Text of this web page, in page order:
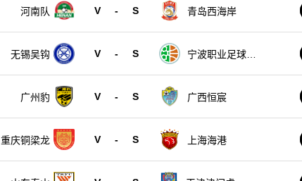
河南队 V - S 青岛西海岸
无锡吴钩 V - S
宁波职业足球俱
广州豹 V - S 广西恒宸
重庆铜梁龙 V - S 上海海港